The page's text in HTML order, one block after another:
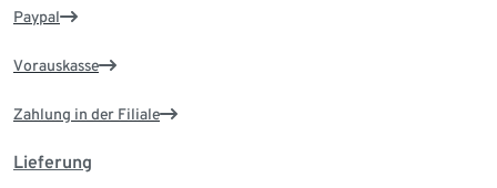
Paypal
Vorauskasse
Zahlung in der Filiale
Lieferung